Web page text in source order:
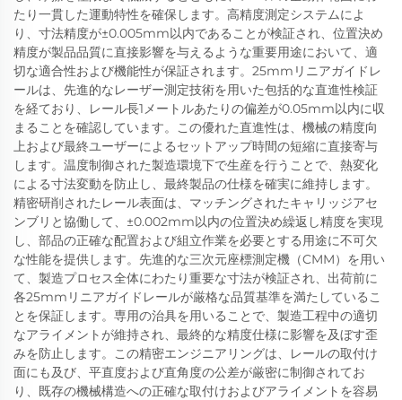
たり一貫した運動特性を確保します。高精度測定システムによ
り、寸法精度が±0.005mm以内であることが検証され、位置決め
精度が製品品質に直接影響を与えるような重要用途において、適
切な適合性および機能性が保証されます。25mmリニアガイドレ
ールは、先進的なレーザー測定技術を用いた包括的な直進性検証
を経ており、レール長1メートルあたりの偏差が0.05mm以内に収
まることを確認しています。この優れた直進性は、機械の精度向
上および最終ユーザーによるセットアップ時間の短縮に直接寄与
します。温度制御された製造環境下で生産を行うことで、熱変化
による寸法変動を防止し、最終製品の仕様を確実に維持します。
精密研削されたレール表面は、マッチングされたキャリッジアセ
ンブリと協働して、±0.002mm以内の位置決め繰返し精度を実現
し、部品の正確な配置および組立作業を必要とする用途に不可欠
な性能を提供します。先進的な三次元座標測定機（CMM）を用い
て、製造プロセス全体にわたり重要な寸法が検証され、出荷前に
各25mmリニアガイドレールが厳格な品質基準を満たしているこ
とを保証します。専用の治具を用いることで、製造工程中の適切
なアライメントが維持され、最終的な精度仕様に影響を及ぼす歪
みを防止します。この精密エンジニアリングは、レールの取付け
面にも及び、平直度および直角度の公差が厳密に制御されてお
り、既存の機械構造への正確な取付けおよびアライメントを容易